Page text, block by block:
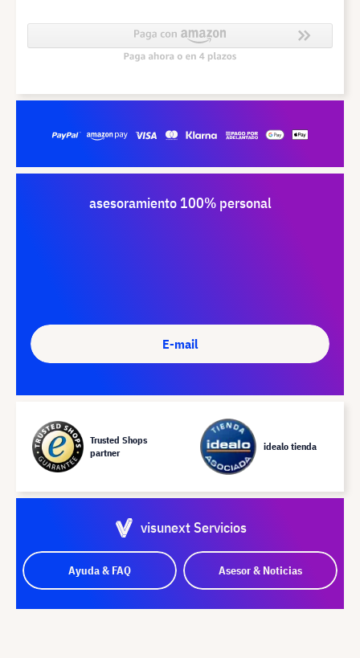
asesoramiento 100% personal
E-mail
Trusted Shops
partner
idealo tienda
visunext Servicios
Ayuda & FAQ Asesor & Noticias